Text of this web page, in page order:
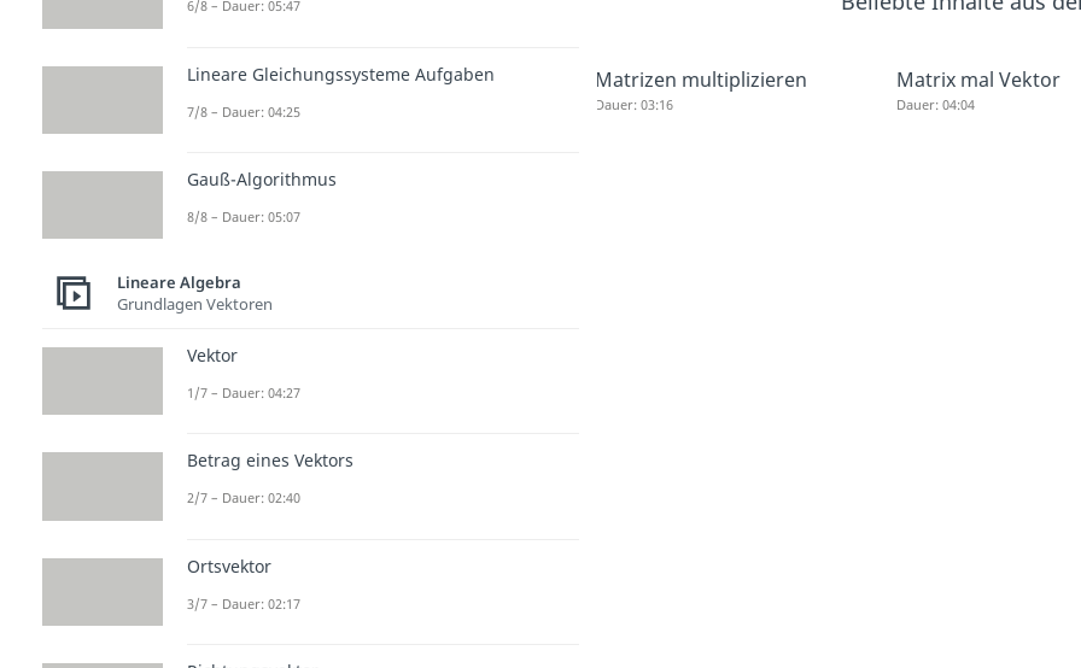
Matrizen multiplizieren
Dauer: 03:16
Matrix mal Vektor
Dauer: 04:04
6/8 – Dauer: 05:47
Lineare Gleichungssysteme Aufgaben
7/8 – Dauer: 04:25
Gauß-Algorithmus
8/8 – Dauer: 05:07
Lineare Algebra
Grundlagen Vektoren
Vektor
1/7 – Dauer: 04:27
Betrag eines Vektors
2/7 – Dauer: 02:40
Ortsvektor
3/7 – Dauer: 02:17